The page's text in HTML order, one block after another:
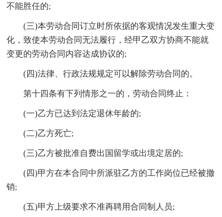
不能胜任的;
(三)本劳动合同订立时所依据的客观情况发生重大变
化，致使本劳动合同无法履行，经甲乙双方协商不能就
变更的劳动合同内容达成协议的;
(四)法律、行政法规规定可以解除劳动合同的。
第十四条有下列情形之一的，劳动合同终止：
(一)乙方已达到法定退休年龄的;
(二)乙方死亡;
(三)乙方被批准自费出国留学或出境定居的;
(四)甲方在本合同中所派驻乙方的工作岗位已经被撤
销;
(五)甲方上级要求不准再聘用合同制人员;